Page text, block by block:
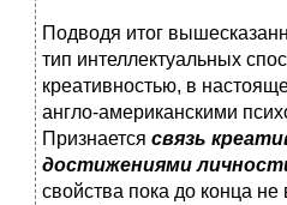
Подводя итог
тип интеллектуальных
креативностью, в
англо-американскими
Признается связь
достижениями
свойства пока до конца